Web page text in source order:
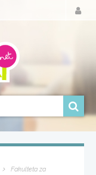
Fakulteta za